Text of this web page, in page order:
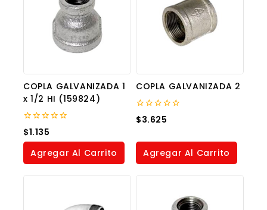
COPLA GALVANIZADA 1
x 1/2 HI (159824)
0
out
of
$1.135
Agregar Al Carrito
COPLA GALVANIZADA 2
0
out
5
$3.625
Agregar Al Carrito